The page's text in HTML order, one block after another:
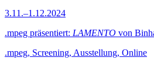
3.11.–1.12.2024
.mpeg präsentiert: LAMENTO von
.mpeg, Screening, Ausstellung, Online